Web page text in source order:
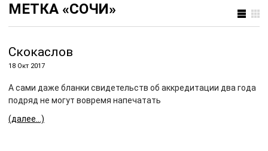
МЕТКА «СОЧИ»
Скокаслов
18 Окт 2017
А сами даже бланки свидетельств об аккредитации два года
подряд не могут вовремя напечатать
(далее…)